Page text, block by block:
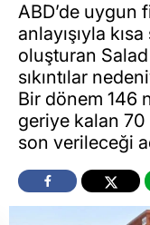
ABD’de uygun
anlayışıyla
oluşturan
sıkıntılar
Bir dönem 146
geriye kalan 70
son verileceği